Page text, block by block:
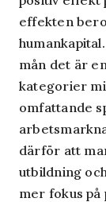
effekten
mån det är
kategorier
omfattande
därför att
utbildning
mer fokus på